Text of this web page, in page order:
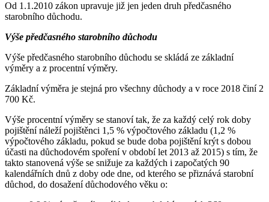
Od 1.1.2010 zákon upravuje již jen jeden druh předčasného
starobního důchodu.
Výše předčasného starobního důchodu
Výše předčasného starobního důchodu se skládá ze základní
výměry a z procentní výměry.
Základní výměra je stejná pro všechny důchody a v roce 2018 činí 2
700 Kč.
Výše procentní výměry se stanoví tak, že za každý celý rok doby
pojištění náleží pojištěnci 1,5 % výpočtového základu (1,2 %
výpočtového základu, pokud se bude doba pojištění krýt s dobou
účasti na důchodovém spoření v období let 2013 až 2015) s tím, že
takto stanovená výše se snižuje za každých i započatých 90
kalendářních dnů z doby ode dne, od kterého se přiznává starobní
důchod, do dosažení důchodového věku o: